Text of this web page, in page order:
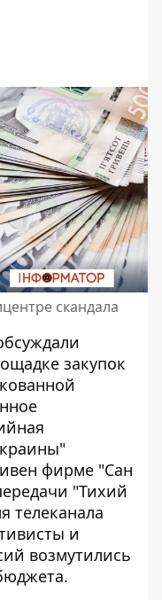
скандала
закупок
фирме "Сан
"Тихий
телеканала
и
возмутились
.